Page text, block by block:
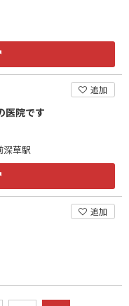
追加
医院です
草駅
追加